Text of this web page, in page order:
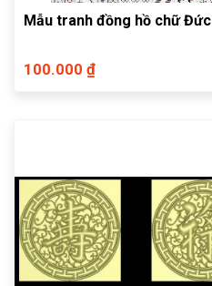
Mẫu tranh đồng hồ chữ
100.000 ₫